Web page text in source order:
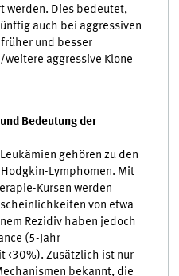
werden. Dies bedeutet,
auch bei aggressiven
und besser
aggressive Klone
Bedeutung der
gehören zu den
Lymphomen. Mit
Kursen werden
von etwa
Rezidiv haben jedoch
(5-Jahr
<30%). Zusätzlich ist nur
bekannt, die